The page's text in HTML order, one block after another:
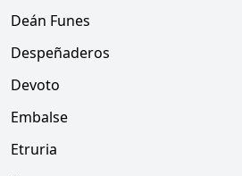
Deán Funes
Despeñaderos
Devoto
Embalse
Etruria